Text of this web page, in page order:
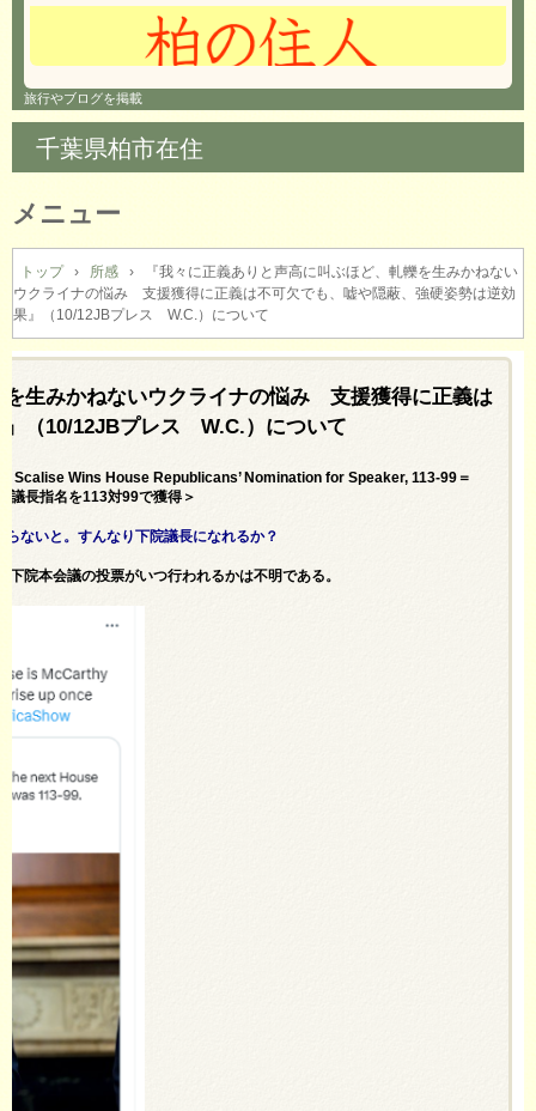
旅行やブログを掲載
千葉県柏市在住
メニュー
コ
ン
テ
ン
ス
キ
プ
トップ › 所感 ›
『我々に正義ありと声高に叫ぶほど、軋轢を生みかねない
ウクライナの悩み 支援獲得に正義は不可欠でも、嘘や隠蔽、強硬姿勢は逆効
果』（10/12JBプレス W.C.）について
生みかねないウクライナの悩み 支援獲得に正義は
（10/12JBプレス W.C.）について
Scalise Wins House Republicans’ Nomination for Speaker, 113-99＝
議長指名を113対99で獲得＞
ないと。すんなり下院議長になれるか？
院本会議の投票がいつ行われるかは不明である。